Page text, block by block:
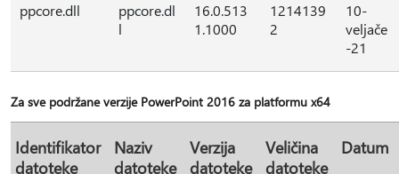
ppcore.dll
ppcore.dl
l
16.0.513
1.1000
1214139
2
10-
veljače
-21
Za sve podržane verzije PowerPoint 2016 za platformu x64
Identifikator
datoteke
Naziv
datoteke
Verzija
datoteke
Veličina
datoteke
Datum